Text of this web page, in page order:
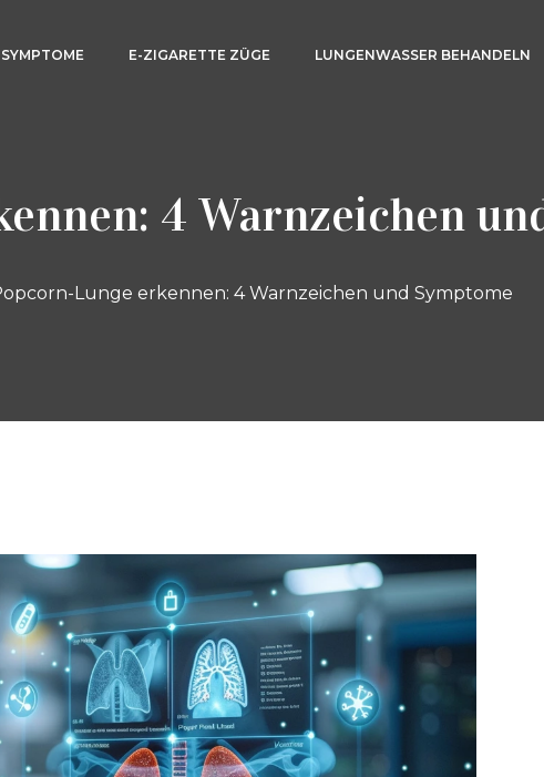
E-ZIGARETTE ZÜGE LUNGENWASSER BEHANDELN
4 Warnzeichen
Lunge erkennen: 4 Warnzeichen und Symptome